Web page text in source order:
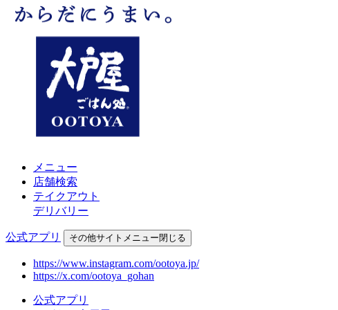
メニュー
店舗検索
テイクアウト
デリバリー
公式アプリ その他サイトメニュー閉じる
https://www.instagram.com/ootoya.jp/
https://x.com/ootoya_gohan
公式アプリ